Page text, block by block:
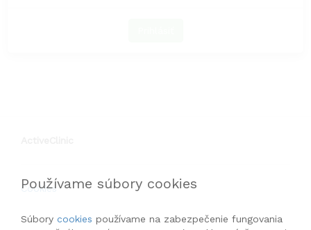
Cookies
Používame súbory cookies
Súbory cookies používame na zabezpečenie fungovania